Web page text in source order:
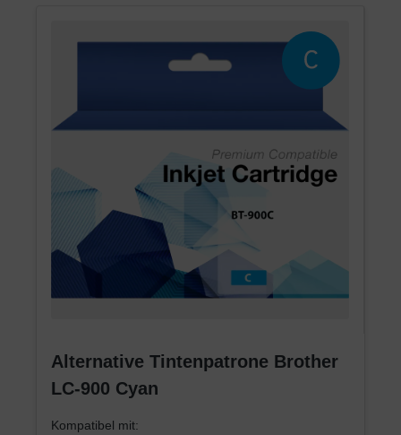
Alternative Tintenpatrone Brother
LC-900 Cyan
Kompatibel mit: